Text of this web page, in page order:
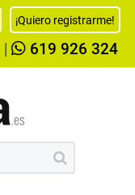
¡Quiero registrarme!
619 926 324